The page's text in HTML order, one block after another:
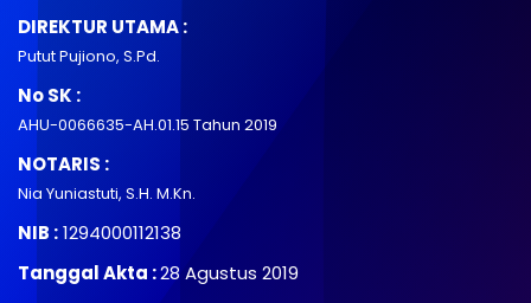
DIREKTUR UTAMA :
Putut Pujiono, S.Pd.
No SK :
AHU-0066635-AH.01.15 Tahun 2019
NOTARIS :
Nia Yuniastuti, S.H. M.Kn.
NIB :1294000112138
Tanggal Akta :28 Agustus 2019